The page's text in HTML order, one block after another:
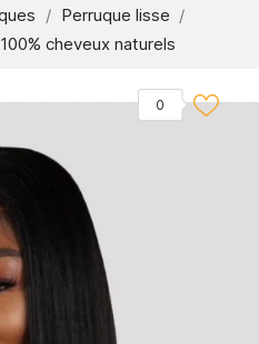
euro d'achatPerruque lisse
cheveux naturels
0